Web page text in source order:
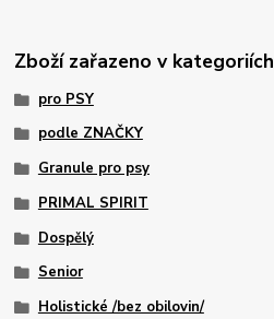
Zboží zařazeno v kategoriích
pro PSY
podle ZNAČKY
Granule pro psy
PRIMAL SPIRIT
Dospělý
Senior
Holistické /bez obilovin/